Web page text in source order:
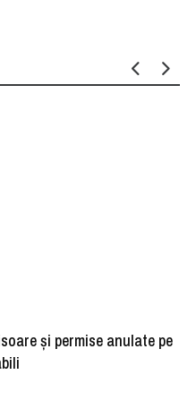
și permise anulate pe